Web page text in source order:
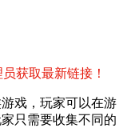
获取最新链接！
戏，玩家可以在游
只需要收集不同的